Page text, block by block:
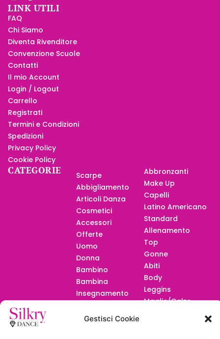
Gestisci Cookie
LINK UTILI
FAQ
Chi Siamo
Diventa Rivenditore
Convenzione Scuole
Contatti
Il mio Account
Login / Logout
Carrello
Registrati
Termini e Condizioni
Spedizioni
Privacy Policy
Cookie Policy
CATEGORIE
Scarpe
Abbigliamento
Articoli Danza
Cosmetici
Accessori
Offerte
Uomo
Donna
Bambino
Bambina
Insegnamento
Abbronzanti
Make Up
Capelli
Latino Americano
Standard
Allenamento
Top
Gonne
Abiti
Body
Leggins
Maglie/Calze
F.A.Q.